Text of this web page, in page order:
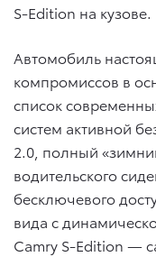
S-Edition на кузове.
Автомобиль
компромиссов в
список
систем активной
2.0, полный
водительского
бесключевого
вида с
Camry S-Edition —